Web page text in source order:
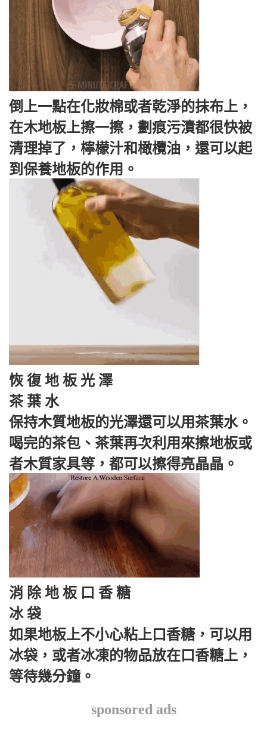
倒上一點在化妝棉或者乾淨的抹布上，
在木地板上擦一擦，劃痕污漬都很快被
清理掉了，檸檬汁和橄欖油，還可以起
到保養地板的作用。
恢 復 地 板 光 澤
茶 葉 水
保持木質地板的光澤還可以用茶葉水。
喝完的茶包、茶葉再次利用來擦地板或
者木質家具等，都可以擦得亮晶晶。
消 除 地 板 口 香 糖
冰 袋
如果地板上不小心粘上口香糖，可以用
冰袋，或者冰凍的物品放在口香糖上，
等待幾分鐘。
sponsored ads